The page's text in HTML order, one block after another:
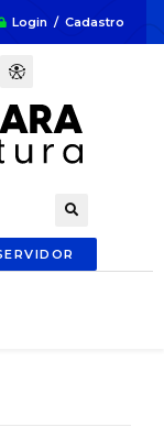
Login / Cadastro